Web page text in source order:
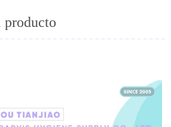
producto